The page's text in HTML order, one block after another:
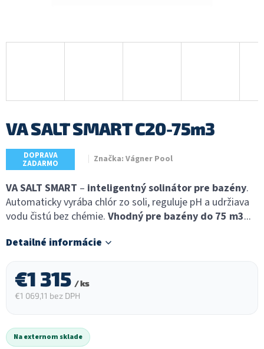
VA SALT SMART C20-75m3
DOPRAVA
ZADARMO Značka: Vágner Pool
VA SALT SMART – inteligentný solinátor pre bazény.
Automaticky vyrába chlór zo soli, reguluje pH a udržiava
vodu čistú bez chémie. Vhodný pre bazény do 75 m3...
Detailné informácie
€1 315 / ks
€1 069,11 bez DPH
Na externom sklade